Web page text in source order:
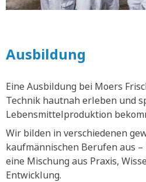
Ausbildung
Eine Ausbildung bei Moers
Technik hautnah erleben und
Lebensmittelproduktion
Wir bilden in verschiedenen
kaufmännischen Berufen aus
eine Mischung aus Praxis,
Entwicklung.